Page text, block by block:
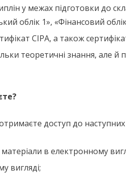
у межах підготовки до
облік 1», «Фінансовий
CIPA, а також
теоретичні знання, але й
доступ до наступних
в електронному
вигляді;